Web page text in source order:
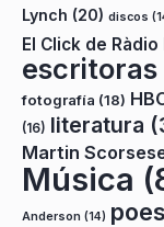
Lynch (20) discos
El Click de
escritoras
fotografía (18)
(16) literatura
Martin
Música
Anderson (14)